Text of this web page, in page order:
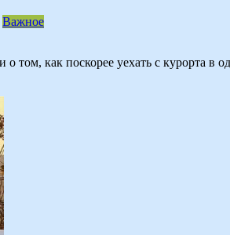
Важное
том, как поскорее уехать с курорта в